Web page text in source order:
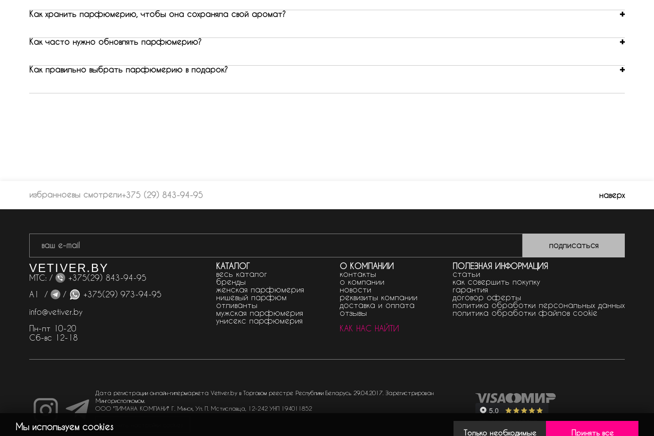
Как хранить парфюмерию, чтобы она сохраняла свой аромат?
Как часто нужно обновлять парфюмерию?
Как правильно выбрать парфюмерию в подарок?
избранноевы смотрели+375 (29) 843-94-95 наверх
подписаться
VETIVER.BY
МТС: /
+375(29) 843-94-95
А1 /
/
+375(29) 973-94-95
info@vetiver.by
Пн-пт 10-20
Сб-вс 12-18
КАТАЛОГ
весь каталог
бренды
женская парфюмерия
нишевый парфюм
отливанты
мужская парфюмерия
унисекс парфюмерия
О КОМПАНИИ
контакты
о компании
новости
реквизиты компании
доставка и оплата
отзывы
КАК НАС НАЙТИ
ПОЛЕЗНАЯ ИНФОРМАЦИЯ
статьи
как совершить покупку
гарантия
договор оферты
политика обработки персональных данных
политика обработки файлов cookie
Дата регистрации онлайн-гипермаркета Vetiver.by в Торговом реестре Республики Беларусь 29.04.2017. Зарегистрирован
Мингорисполкомом.
ООО "ТИМАНА КОМПАНИ" Г. Минск, Ул. П. Мстиславца, 12-242 УНП 194011852
Изменить настройки cookies
Мы используем cookies
Только необходимые Принять все